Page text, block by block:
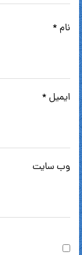
نام *
ایمیل *
وب‌ سایت